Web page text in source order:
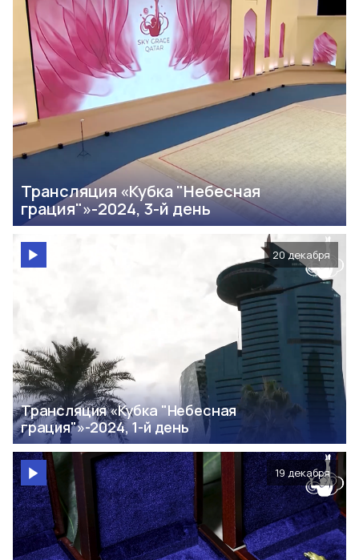
Трансляция «Кубка "Небесная
грация"»-2024, 3-й день
20 декабря
Трансляция «Кубка "Небесная
грация"»-2024, 1-й день
19 декабря